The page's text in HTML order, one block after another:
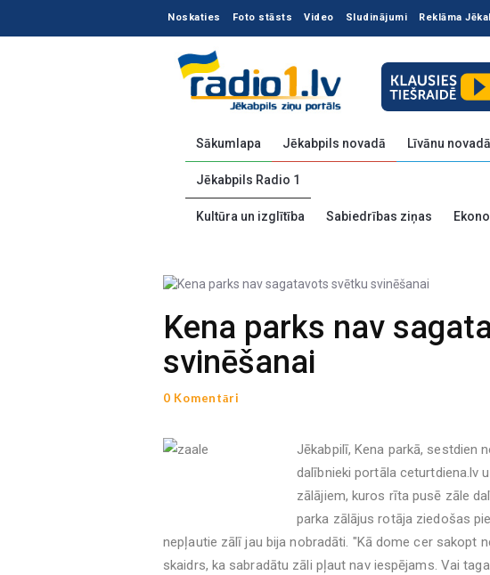
Noskaties Foto stāsts Video Sludinājumi Reklāma
Sākumlapa Jēkabpils novadā Līvānu novadā
Jēkabpils Radio 1
Kultūra un izglītība Sabiedrības ziņas
Kena parks nav
svinēšanai
0 Komentāri
Jēkabpilī, Kena parkā, sestdien
dalībnieki portāla ceturtdiena.lv
zālājiem, kuros rīta pusē zāle
parka zālājus rotāja ziedošas
nepļautie zālī jau bija nobradāti. "Kā dome cer sakopt
skaidrs, ka sabradātu zāli pļaut nav iespējams. Vai